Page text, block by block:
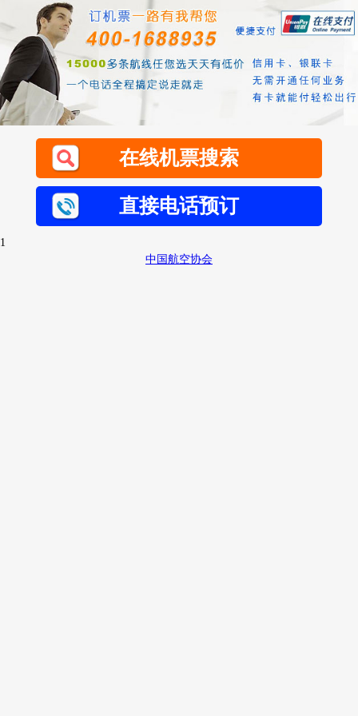
在线机票搜索
直接电话预订
1
中国航空协会